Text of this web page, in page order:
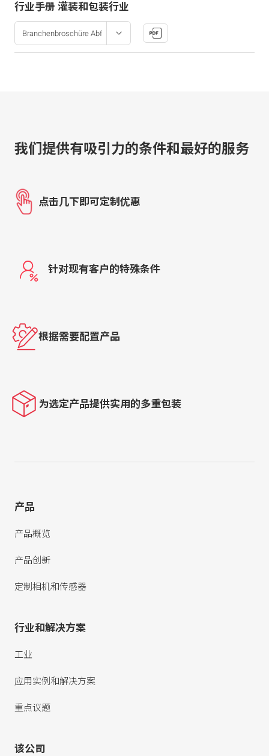
行业手册 灌装和包装行业
我们提供有吸引力的条件和最好的服务
点击几下即可定制优惠
针对现有客户的特殊条件
根据需要配置产品
为选定产品提供实用的多重包装
产品
产品概览
产品创新
定制相机和传感器
行业和解决方案
工业
应用实例和解决方案
重点议题
该公司